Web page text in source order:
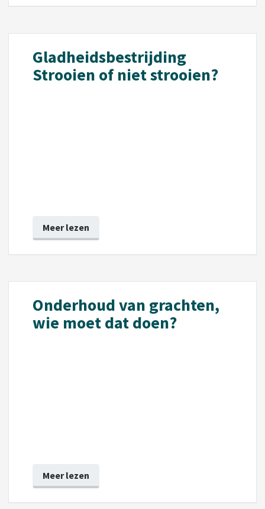
Gladheidsbestrijding
Strooien of niet strooien?
Meer lezen
Onderhoud van grachten,
wie moet dat doen?
Meer lezen